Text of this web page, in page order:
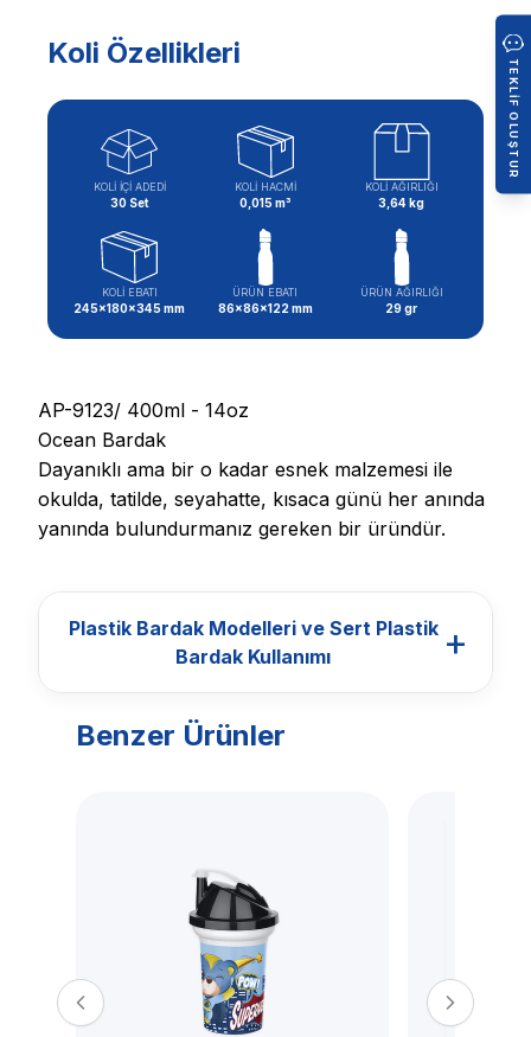
Koli Özellikleri
KOLİ İÇİ ADEDİ
30 Set
KOLİ HACMİ
0,015 m³
KOLİ AĞIRLIĞI
3,64 kg
KOLİ EBATI
245x180x345 mm
ÜRÜN EBATI
86x86x122 mm
ÜRÜN AĞIRLIĞI
29 gr
AP-9123/ 400ml - 14oz
Ocean Bardak
Dayanıklı ama bir o kadar esnek malzemesi ile
okulda, tatilde, seyahatte, kısaca günü her anında
yanında bulundurmanız gereken bir üründür.
Plastik Bardak Modelleri ve Sert Plastik
Bardak Kullanımı
+
Modelleri ve Sert
Plastik Bardak
Kullanımı
Titiz Plastik plastik bardak modelleri; günlük
içecek tüketimi, ofis kullanımı, okul, piknik,
Benzer Ürünler
TEKLIF OLUŞTUR